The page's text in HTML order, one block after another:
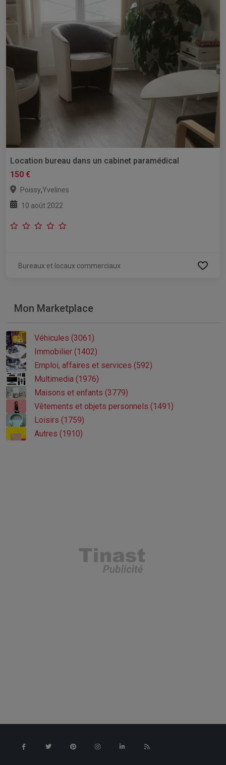
Location bureau dans un cabinet paramédical
150 €
Poissy,Yvelines
10 août 2022
Bureaux et locaux commerciaux
Mon Marketplace
Véhicules (3061)
Immobilier (1402)
Emploi, affaires et services (592)
Multimedia (1976)
Maisons et enfants (3779)
Vêtements et objets personnels (1491)
Loisirs (1759)
Autres (1910)